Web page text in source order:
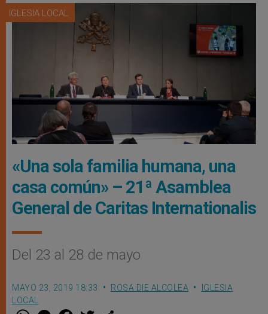
IGLESIA LOCAL
«Una sola familia humana, una
casa común» – 21ª Asamblea
General de Caritas Internationalis
Del 23 al 28 de mayo
MAYO 23, 2019 18:33 ROSA DIE ALCOLEA
IGLESIA
LOCAL